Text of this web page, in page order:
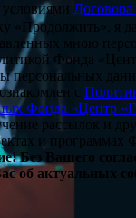
«Продолжить», я
мною
Фонда
персональных
с
Фонда «Центр
рассылок и
и программах
Без Вашего
об актуальных